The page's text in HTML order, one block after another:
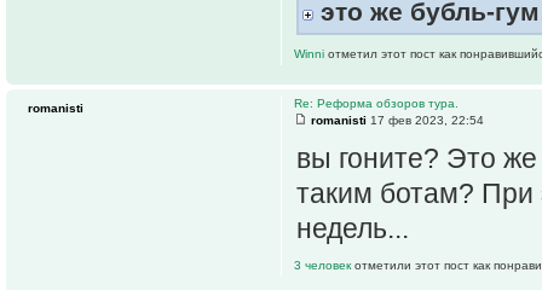
это же бубль-
Winni отметил этот пост как
Re: Реформа обзоров тура.
romanisti 17 фев 2023, 22:54
вы гоните? Это
таким ботам? При
недель...
3 человек отметили этот пост как
romanisti